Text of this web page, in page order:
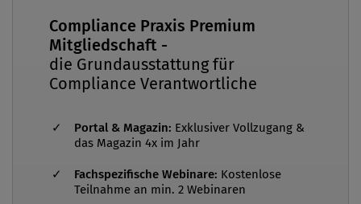
Compliance Praxis Premium
Mitgliedschaft -
die Grundausstattung für
Compliance Verantwortliche
Portal & Magazin: Exklusiver Vollzugang &
das Magazin 4x im Jahr
Fachspezifische Webinare: Kostenlose
Teilnahme an min. 2 Webinaren